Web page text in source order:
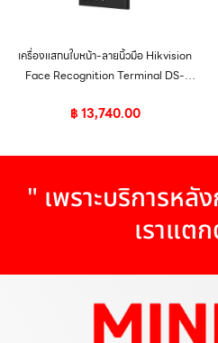
เครื่องแสกนใบหน้า-ลายนิ้วมือ Hikvision
Face Recognition Terminal DS-
฿13,740.00
" เพราะบริการหลั
เราแต